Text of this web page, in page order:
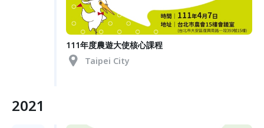
111年度農遊大使核心課程
Taipei City
2021